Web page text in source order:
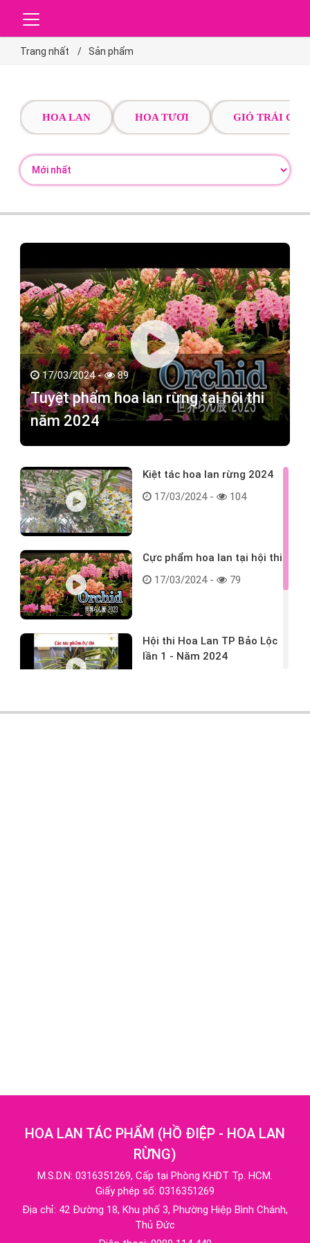
Trang nhất Sản phẩm
HOA LAN HOA TƯƠI GIỎ TRÁI CÂY
17/03/2024 - 89
Tuyệt phẩm hoa lan rừng tại hội thi
năm 2024
Kiệt tác hoa lan rừng 2024
17/03/2024 -
104
Cực phẩm hoa lan tại hội thi
17/03/2024 -
79
Hội thi Hoa Lan TP Bảo Lộc
lần 1 - Năm 2024
HOA LAN TÁC PHẨM (HỒ ĐIỆP - HOA LAN
RỪNG)
M.S.D.N: 0316351269, Cấp tại Phòng KHDT Tp. HCM.
Giấy phép số: 0316351269
Địa chỉ: 42 Đường 18, Khu phố 3, Phường Hiệp Bình Chánh,
Thủ Đức